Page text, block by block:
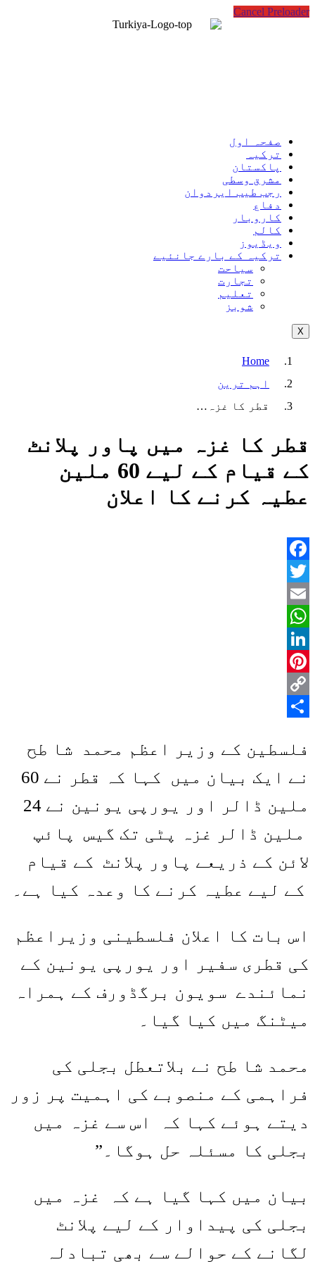
Cancel Preloader
صفحہ اول
ترکیہ
پاکستان
مشرق وسطی
رجب طیب ایردوان
دفاع
کاروبار
کالم
ویڈیوز
ترکیہ کے بارے جانئیے
سیاحت
تجارت
تعلیم
شوبز
X
Home
اہم ترین
قطر کا غزہ…
قطر کا غزہ میں پاور پلانٹ
کے قیام کے لیے 60 ملین
عطیہ کرنے کا اعلان
Facebook
Twitter
Email
WhatsApp
LinkedIn
Pinterest
Copy
فلسطین کے وزیر اعظم محمد شا طح
نے ایک بیان میں کہا کہ قطر نے 60
ملین ڈالر اور یورپی یونین نے 24
ملین ڈالر غزہ پٹی تک گیس پائپ
لائن کے ذریعے پاور پلانٹ کے قیام
کے لیے عطیہ کرنے کا وعدہ کیا ہے۔
اس بات کا اعلان فلسطینی وزیراعظم
کی قطری سفیر اور یورپی یونین کے
نمائندے سویون برگڈورف کے ہمراہ
میٹنگ میں کیا گیا۔
محمد شا طح نے بلاتعطل بجلی کی
فراہمی کے منصوبے کی اہمیت پر زور
دیتے ہوئے کہا کہ اس سے غزہ میں
بجلی کا مسئلہ حل ہوگا۔”
بیان میں کہا گیا ہے کہ غزہ میں
بجلی کی پیداوار کے لیے پلانٹ
لگانے کے حوالے سے بھی تبادلہ